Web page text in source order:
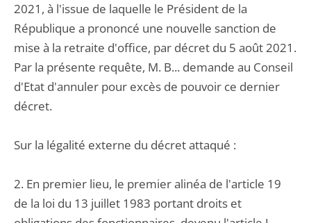
2021, à l'issue de laquelle le Président de la
République a prononcé une nouvelle sanction de
mise à la retraite d'office, par décret du 5 août 2021.
Par la présente requête, M. B... demande au Conseil
d'Etat d'annuler pour excès de pouvoir ce dernier
décret.
Sur la légalité externe du décret attaqué :
2. En premier lieu, le premier alinéa de l'article 19
de la loi du 13 juillet 1983 portant droits et